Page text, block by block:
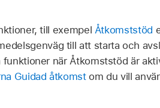
till exempel Åtkomststöd
till att starta och
när Åtkomststöd är
Guidad åtkomstom du vill